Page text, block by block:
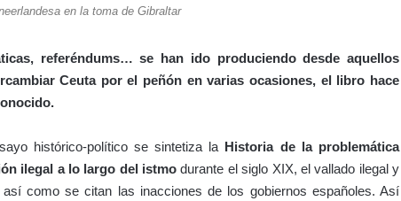
en la toma de Gibraltar
referéndums… se han ido produciendo desde aquellos
Ceuta por el peñón en varias ocasiones, el libro hace
histórico-político se sintetiza la Historia de la problemática
ilegal a lo largo del istmo durante el siglo XIX, el vallado ilegal y
como se citan las inacciones de los gobiernos españoles. Así